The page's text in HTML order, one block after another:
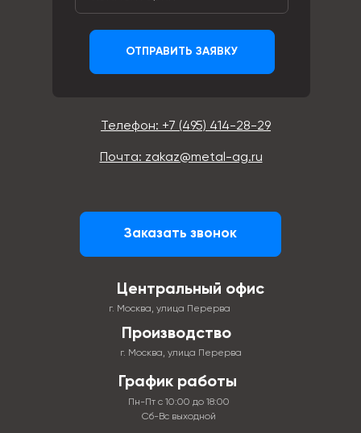
ОТПРАВИТЬ ЗАЯВКУ
Центральный офис
г. Москва, улица Перерва
График работы
Пн-Пт с 10:00 до 18:00
Сб-Вс выходной
Производство
г. Москва, улица Перерва
Телефон: +7 (495) 414-28-29
Почта: zakaz@metal-ag.ru
Заказать звонок